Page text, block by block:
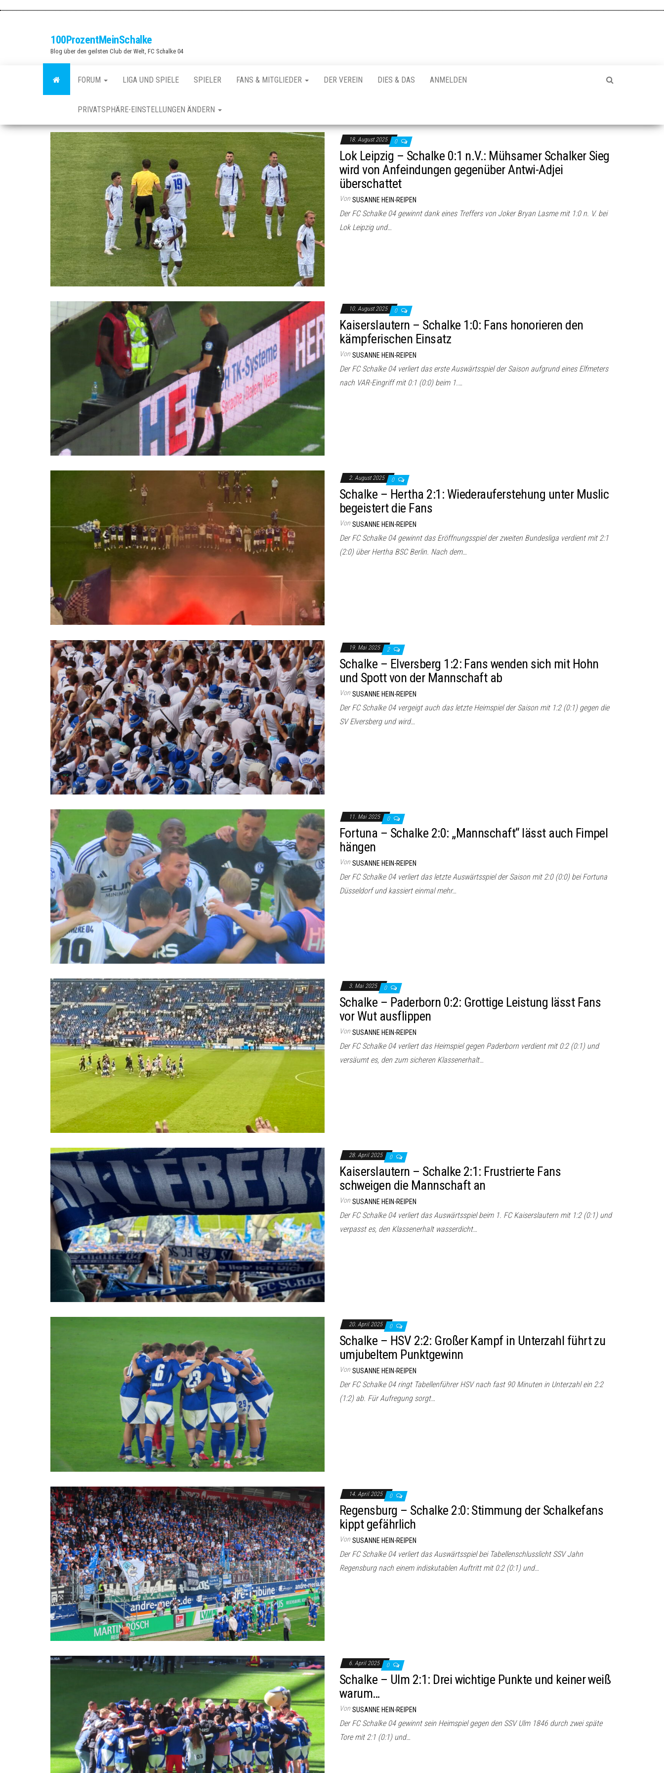
100ProzentMeinSchalke
Blog über den geilsten Club der Welt, FC Schalke 04
FORUM LIGA UND SPIELE SPIELER FANS & MITGLIEDER DER VEREIN DIES & DAS ANMELDEN
PRIVATSPHÄRE-EINSTELLUNGEN ÄNDERN
18. August 2025 0
Lok Leipzig – Schalke 0:1 n.V.: Mühsamer Schalker Sieg
wird von Anfeindungen gegenüber Antwi-Adjei
überschattet
Von SUSANNE HEIN-REIPEN
Der FC Schalke 04 gewinnt dank eines Treffers von Joker Bryan Lasme mit 1:0 n. V. bei
Lok Leipzig und…
10. August 2025 0
Kaiserslautern – Schalke 1:0: Fans honorieren den
kämpferischen Einsatz
Von SUSANNE HEIN-REIPEN
Der FC Schalke 04 verliert das erste Auswärtsspiel der Saison aufgrund eines Elfmeters
nach VAR-Eingriff mit 0:1 (0:0) beim 1.…
2. August 2025 0
Schalke – Hertha 2:1: Wiederauferstehung unter Muslic
begeistert die Fans
Von SUSANNE HEIN-REIPEN
Der FC Schalke 04 gewinnt das Eröffnungsspiel der zweiten Bundesliga verdient mit 2:1
(2:0) über Hertha BSC Berlin. Nach dem…
19. Mai 2025 2
Schalke – Elversberg 1:2: Fans wenden sich mit Hohn
und Spott von der Mannschaft ab
Von SUSANNE HEIN-REIPEN
Der FC Schalke 04 vergeigt auch das letzte Heimspiel der Saison mit 1:2 (0:1) gegen die
SV Elversberg und wird…
11. Mai 2025 0
Fortuna – Schalke 2:0: „Mannschaft“ lässt auch Fimpel
hängen
Von SUSANNE HEIN-REIPEN
Der FC Schalke 04 verliert das letzte Auswärtsspiel der Saison mit 2:0 (0:0) bei Fortuna
Düsseldorf und kassiert einmal mehr…
3. Mai 2025 0
Schalke – Paderborn 0:2: Grottige Leistung lässt Fans
vor Wut ausflippen
Von SUSANNE HEIN-REIPEN
Der FC Schalke 04 verliert das Heimspiel gegen Paderborn verdient mit 0:2 (0:1) und
versäumt es, den zum sicheren Klassenerhalt…
28. April 2025 0
Kaiserslautern – Schalke 2:1: Frustrierte Fans
schweigen die Mannschaft an
Von SUSANNE HEIN-REIPEN
Der FC Schalke 04 verliert das Auswärtsspiel beim 1. FC Kaiserslautern mit 1:2 (0:1) und
verpasst es, den Klassenerhalt wasserdicht…
20. April 2025 0
Schalke – HSV 2:2: Großer Kampf in Unterzahl führt zu
umjubeltem Punktgewinn
Von SUSANNE HEIN-REIPEN
Der FC Schalke 04 ringt Tabellenführer HSV nach fast 90 Minuten in Unterzahl ein 2:2
(1:2) ab. Für Aufregung sorgt…
14. April 2025 0
Regensburg – Schalke 2:0: Stimmung der Schalkefans
kippt gefährlich
Von SUSANNE HEIN-REIPEN
Der FC Schalke 04 verliert das Auswärtsspiel bei Tabellenschlusslicht SSV Jahn
Regensburg nach einem indiskutablen Auftritt mit 0:2 (0:1) und…
6. April 2025 0
Schalke – Ulm 2:1: Drei wichtige Punkte und keiner weiß
warum…
Von SUSANNE HEIN-REIPEN
Der FC Schalke 04 gewinnt sein Heimspiel gegen den SSV Ulm 1846 durch zwei späte
Tore mit 2:1 (0:1) und…